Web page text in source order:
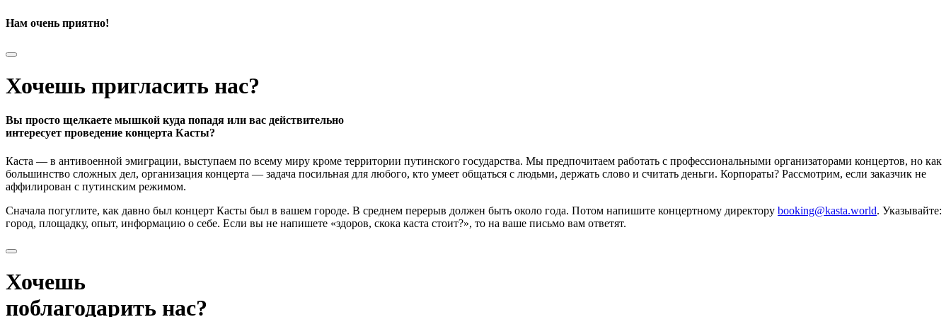
Нам очень приятно!
Хочешь пригласить нас?
Вы просто щелкаете мышкой куда попадя или вас действительно
интересует проведение концерта Касты?
Каста — в антивоенной эмиграции, выступаем по всему миру кроме территории путинского государства. Мы предпочитаем работать с профессиональными организаторами концертов, но как
большинство сложных дел, организация концерта — задача посильная для любого, кто умеет общаться с людьми, держать слово и считать деньги. Корпораты? Рассмотрим, если заказчик не
аффилирован с путинским режимом.
Сначала погуглите, как давно был концерт Касты был в вашем городе. В среднем перерыв должен быть около года. Потом напишите концертному директору booking@kasta.world. Указывайте:
город, площадку, опыт, информацию о себе. Если вы не напишете «здоров, скока каста стоит?», то на ваше письмо вам ответят.
Хочешь
поблагодарить нас?